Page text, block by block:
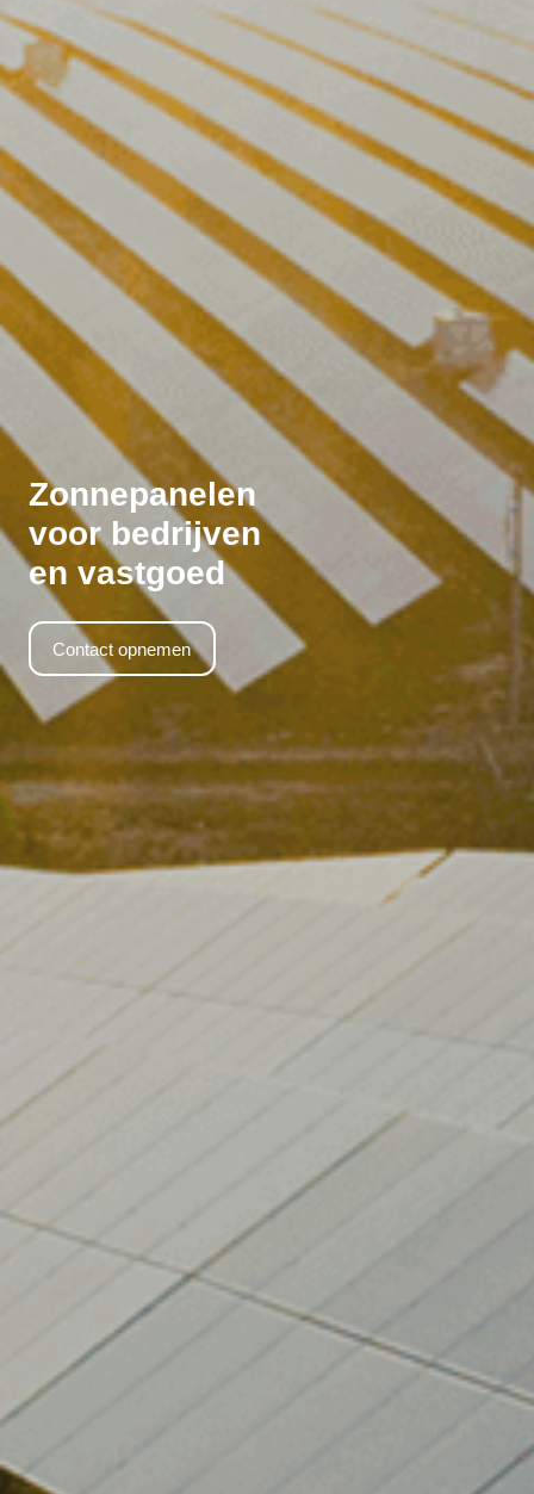
Zonnepanelen
voor bedrijven
en vastgoed
Contact opnemen